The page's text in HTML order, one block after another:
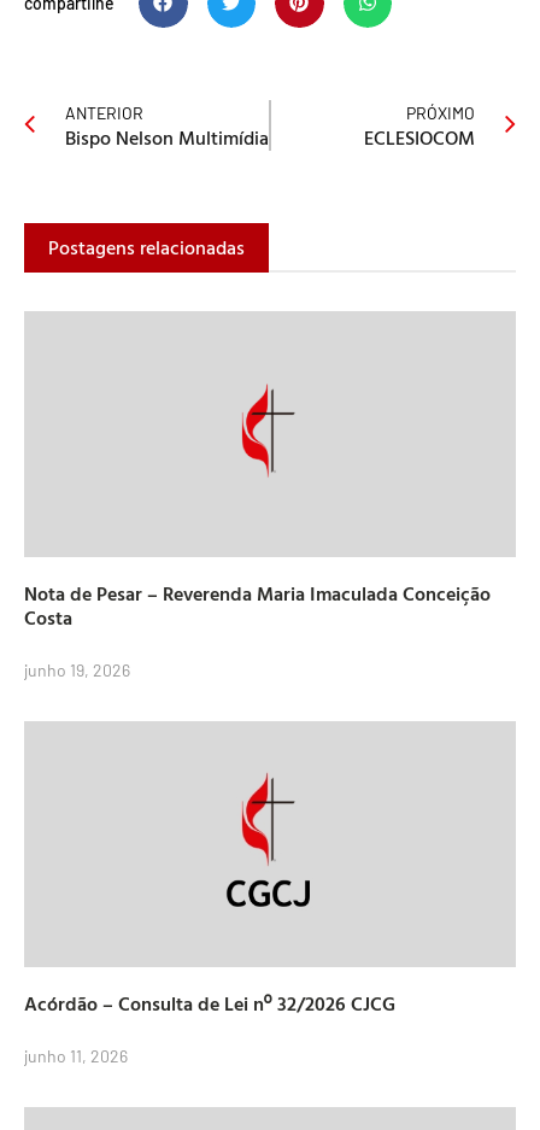
ANTERIOR
Bispo Nelson Multimídia
PRÓXIMO
ECLESIOCOM
Postagens relacionadas
Nota de Pesar – Reverenda Maria Imaculada Conceição
Costa
junho 19, 2026
Acórdão – Consulta de Lei nº 32/2026 CJCG
junho 11, 2026